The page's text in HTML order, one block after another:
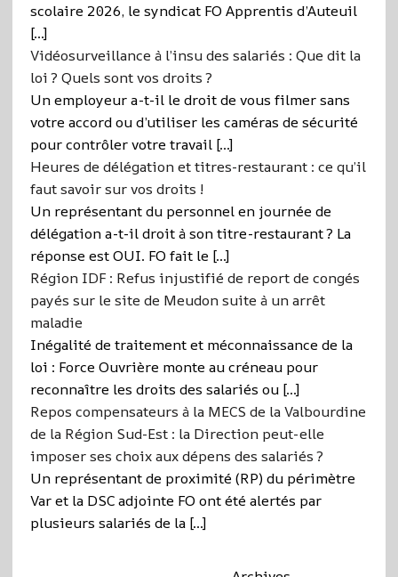
scolaire 2026, le syndicat FO Apprentis d’Auteuil
[…]
Vidéosurveillance à l’insu des salariés : Que dit la
loi ? Quels sont vos droits ?
Un employeur a-t-il le droit de vous filmer sans
votre accord ou d’utiliser les caméras de sécurité
pour contrôler votre travail […]
Heures de délégation et titres-restaurant : ce qu’il
faut savoir sur vos droits !
Un représentant du personnel en journée de
délégation a-t-il droit à son titre-restaurant ? La
réponse est OUI. FO fait le […]
Région IDF : Refus injustifié de report de congés
payés sur le site de Meudon suite à un arrêt
maladie
Inégalité de traitement et méconnaissance de la
loi : Force Ouvrière monte au créneau pour
reconnaître les droits des salariés ou […]
Repos compensateurs à la MECS de la Valbourdine
de la Région Sud-Est : la Direction peut-elle
imposer ses choix aux dépens des salariés ?
Un représentant de proximité (RP) du périmètre
Var et la DSC adjointe FO ont été alertés par
plusieurs salariés de la […]